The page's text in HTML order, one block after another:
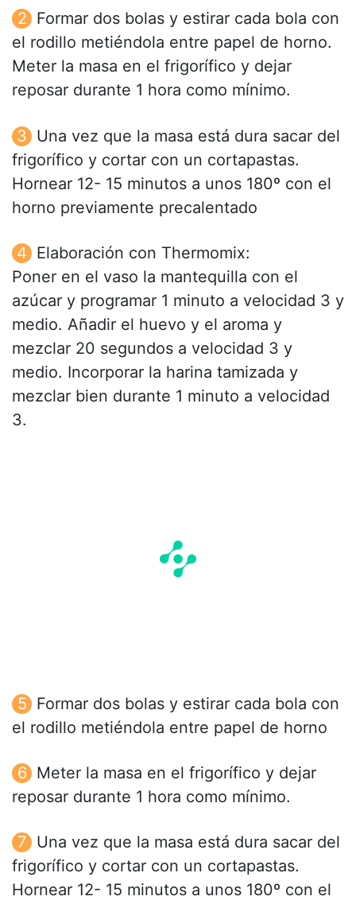
Formar dos bolas y estirar cada bola con
el rodillo metiéndola entre papel de horno.
Meter la masa en el frigorífico y dejar
reposar durante 1 hora como mínimo.
Una vez que la masa está dura sacar del
frigorífico y cortar con un cortapastas.
Hornear 12- 15 minutos a unos 180º con el
horno previamente precalentado
Elaboración con Thermomix:
Poner en el vaso la mantequilla con el
azúcar y programar 1 minuto a velocidad 3 y
medio. Añadir el huevo y el aroma y
mezclar 20 segundos a velocidad 3 y
medio. Incorporar la harina tamizada y
mezclar bien durante 1 minuto a velocidad
3.
Formar dos bolas y estirar cada bola con
el rodillo metiéndola entre papel de horno
Meter la masa en el frigorífico y dejar
reposar durante 1 hora como mínimo.
Una vez que la masa está dura sacar del
frigorífico y cortar con un cortapastas.
Hornear 12- 15 minutos a unos 180º con el